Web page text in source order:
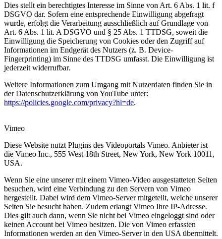
Dies stellt ein berechtigtes Interesse im Sinne von Art. 6 Abs. 1 lit. f
DSGVO dar. Sofern eine entsprechende Einwilligung abgefragt
wurde, erfolgt die Verarbeitung ausschließlich auf Grundlage von
Art. 6 Abs. 1 lit. A DSGVO und § 25 Abs. 1 TTDSG, soweit die
Einwilligung die Speicherung von Cookies oder den Zugriff auf
Informationen im Endgerät des Nutzers (z. B. Device-
Fingerprinting) im Sinne des TTDSG umfasst. Die Einwilligung ist
jederzeit widerrufbar.
Weitere Informationen zum Umgang mit Nutzerdaten finden Sie in
der Datenschutzerklärung von YouTube unter:
https://policies.google.com/privacy?hl=de.
Vimeo
Diese Website nutzt Plugins des Videoportals Vimeo. Anbieter ist
die Vimeo Inc., 555 West 18th Street, New York, New York 10011,
USA.
Wenn Sie eine unserer mit einem Vimeo-Video ausgestatteten Seiten
besuchen, wird eine Verbindung zu den Servern von Vimeo
hergestellt. Dabei wird dem Vimeo-Server mitgeteilt, welche unserer
Seiten Sie besucht haben. Zudem erlangt Vimeo Ihre IP-Adresse.
Dies gilt auch dann, wenn Sie nicht bei Vimeo eingeloggt sind oder
keinen Account bei Vimeo besitzen. Die von Vimeo erfassten
Informationen werden an den Vimeo-Server in den USA übermittelt.